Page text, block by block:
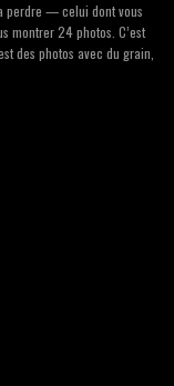
perdre — celui dont vous
mon­trer 24 pho­tos. C’est
des pho­tos avec du grain,